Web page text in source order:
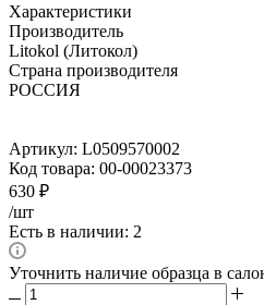
Характеристики
Производитель
Litokol (Литокол)
Страна производителя
РОССИЯ
Артикул: L0509570002
Код товара: 00-00023373
630 ₽
/шт
Есть в наличии: 2
Уточнить наличие образца в